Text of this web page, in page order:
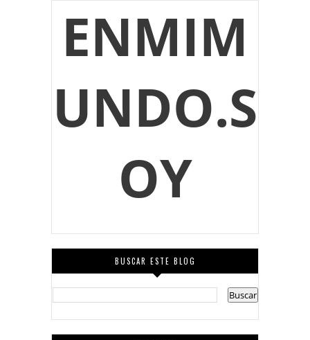
ENMIM
UNDO.S
OY
BUSCAR ESTE BLOG